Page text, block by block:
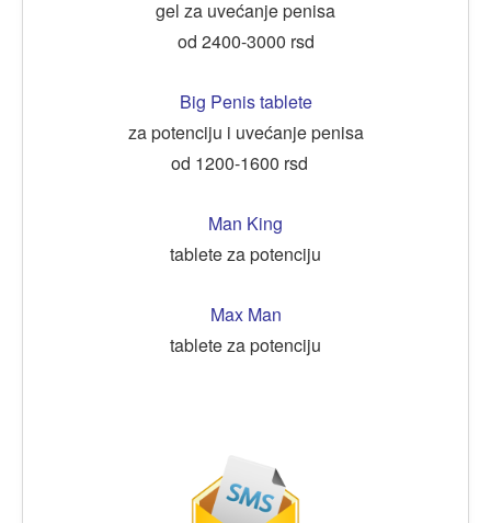
gel za uvećanje penisa
od 2400-3000 rsd
Big Penis tablete
za potenciju i uvećanje penisa
od 1200-1600 rsd
Man King
tablete za potenciju
Max Man
tablete za potenciju